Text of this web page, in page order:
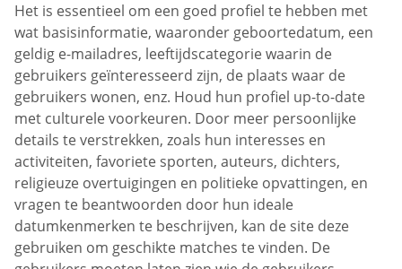
Het is essentieel om een goed profiel te hebben met
wat basisinformatie, waaronder geboortedatum, een
geldig e-mailadres, leeftijdscategorie waarin de
gebruikers geïnteresseerd zijn, de plaats waar de
gebruikers wonen, enz. Houd hun profiel up-to-date
met culturele voorkeuren. Door meer persoonlijke
details te verstrekken, zoals hun interesses en
activiteiten, favoriete sporten, auteurs, dichters,
religieuze overtuigingen en politieke opvattingen, en
vragen te beantwoorden door hun ideale
datumkenmerken te beschrijven, kan de site deze
gebruiken om geschikte matches te vinden. De